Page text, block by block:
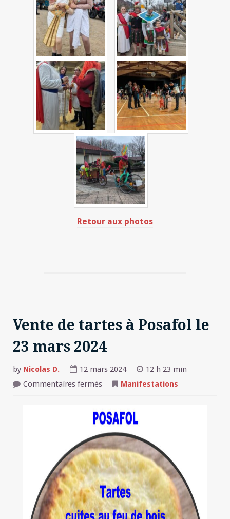
Retour aux photos
Vente de tartes à Posafol le
23 mars 2024
by Nicolas D. 12 mars 2024
12 h 23 min
Commentaires ferméssur
à
Posafol
le
23
mars
2024
Manifestations